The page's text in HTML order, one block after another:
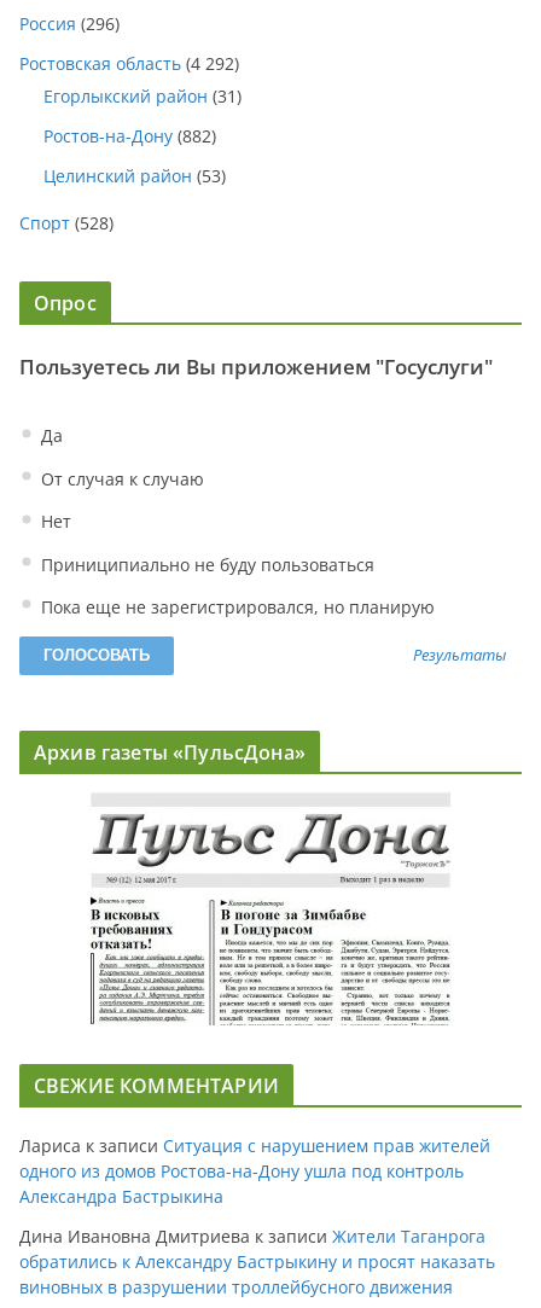
Россия (296)
Ростовская область (4 292)
Егорлыкский район (31)
Ростов-на-Дону (882)
Целинский район (53)
Спорт (528)
Опрос
Пользуетесь ли Вы приложением "Госуслуги"
Да
От случая к случаю
Нет
Приниципиально не буду пользоваться
Пока еще не зарегистрировался, но планирую
Результаты
Архив газеты «ПульсДона»
СВЕЖИЕ КОММЕНТАРИИ
Лариса к записи Ситуация с нарушением прав жителей
одного из домов Ростова-на-Дону ушла под контроль
Александра Бастрыкина
Дина Ивановна Дмитриева к записи Жители Таганрога
обратились к Александру Бастрыкину и просят наказать
виновных в разрушении троллейбусного движения